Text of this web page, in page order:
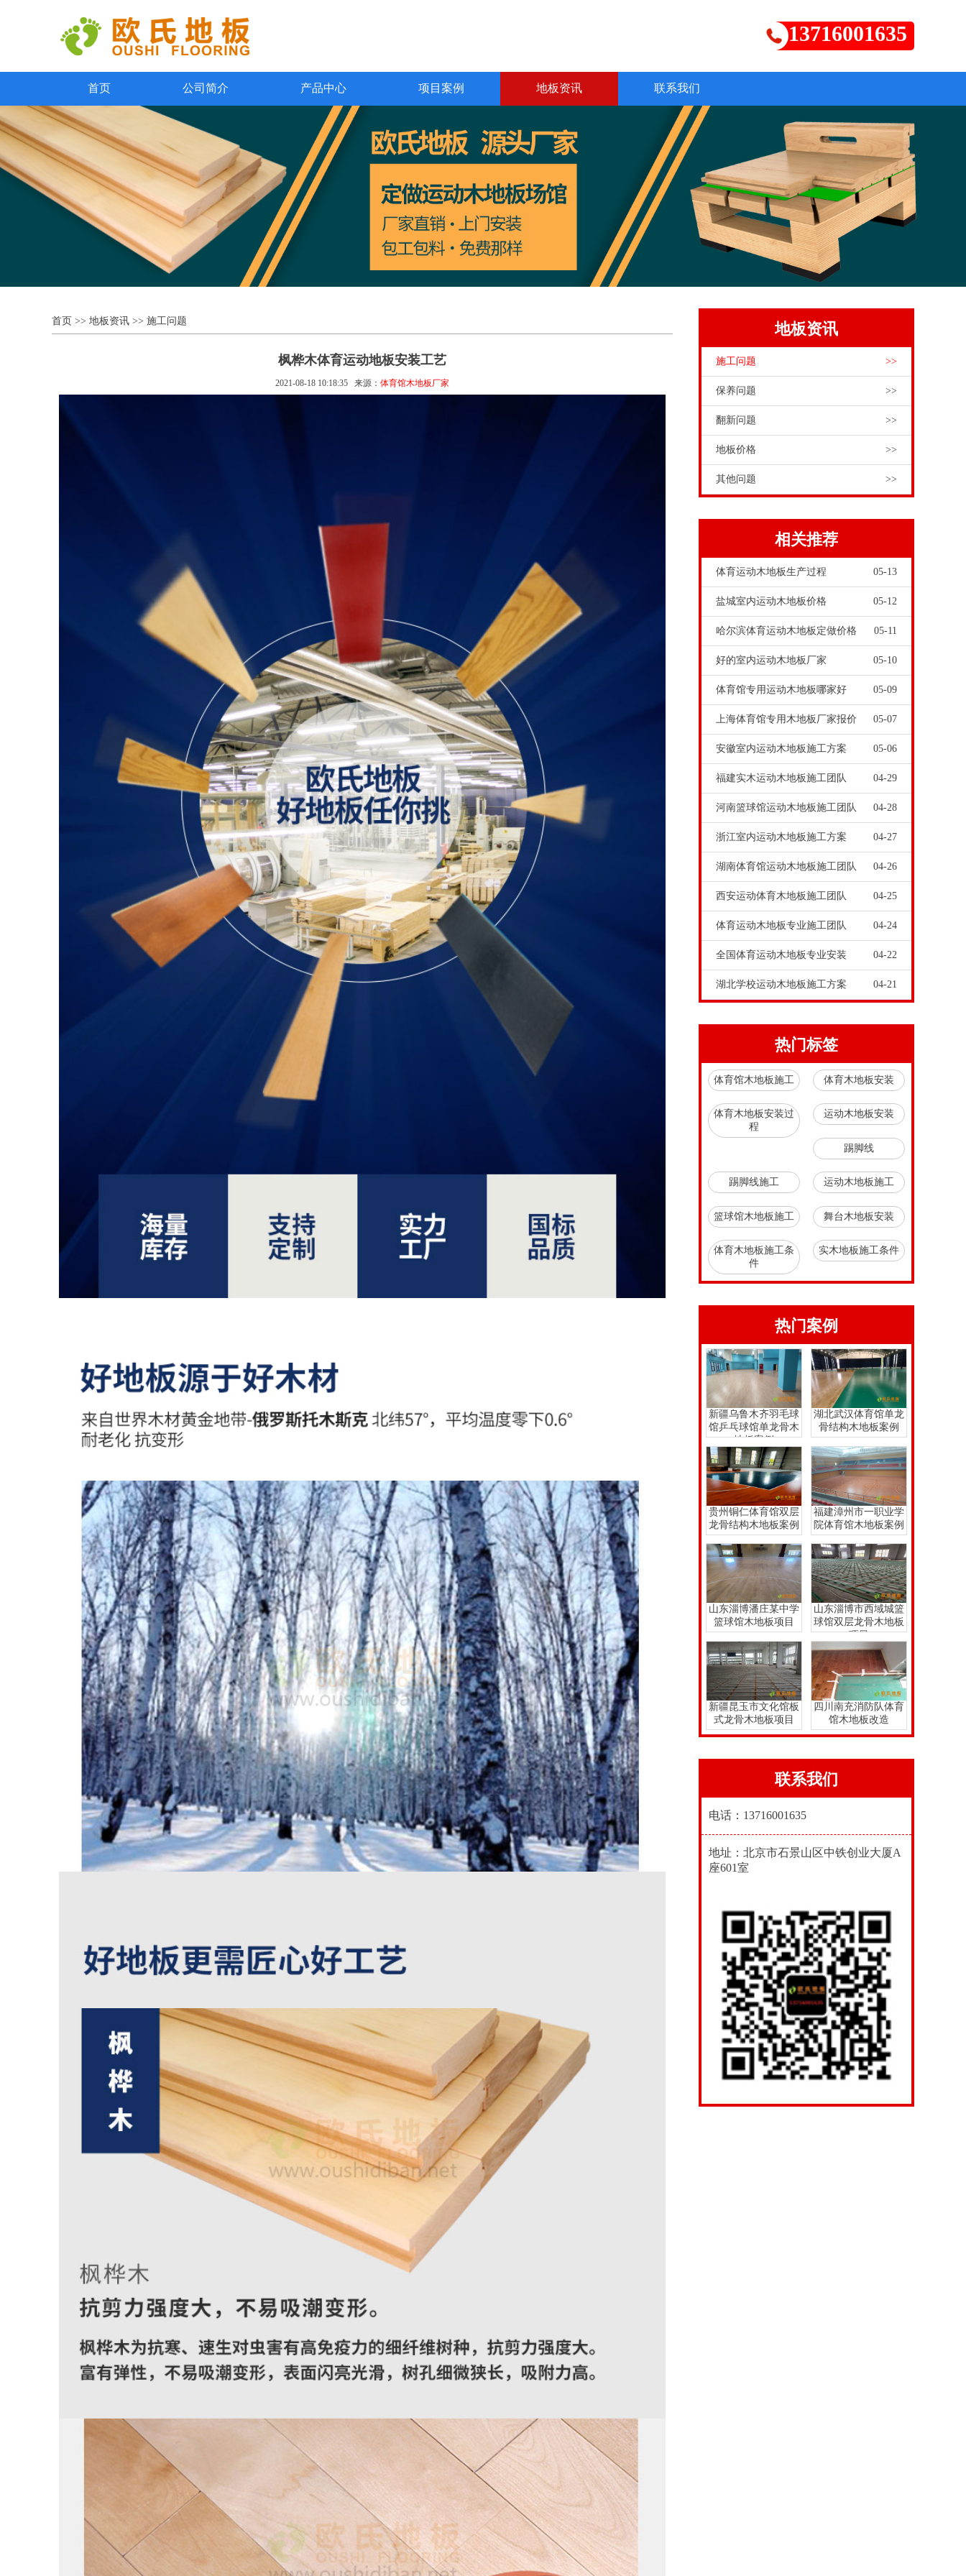
13716001635
首页 公司简介 产品中心 项目案例 地板资讯 联系我们
首页 >> 地板资讯 >> 施工问题
枫桦木体育运动地板安装工艺
2021-08-18 10:18:35 来源： 体育馆木地板厂家
地板资讯
施工问题 >>
保养问题 >>
翻新问题 >>
地板价格 >>
其他问题 >>
相关推荐
体育运动木地板生产过程 05-13
盐城室内运动木地板价格 05-12
哈尔滨体育运动木地板定做价格 05-11
好的室内运动木地板厂家 05-10
体育馆专用运动木地板哪家好 05-09
上海体育馆专用木地板厂家报价 05-07
安徽室内运动木地板施工方案 05-06
福建实木运动木地板施工团队 04-29
河南篮球馆运动木地板施工团队 04-28
浙江室内运动木地板施工方案 04-27
湖南体育馆运动木地板施工团队 04-26
西安运动体育木地板施工团队 04-25
体育运动木地板专业施工团队 04-24
全国体育运动木地板专业安装 04-22
湖北学校运动木地板施工方案 04-21
热门标签
体育馆木地板施工 体育木地板安装
体育木地板安装过
程
运动木地板安装
踢脚线
踢脚线施工 运动木地板施工
篮球馆木地板施工 舞台木地板安装
体育木地板施工条
件
实木地板施工条件
热门案例
新疆乌鲁木齐羽毛球
馆乒乓球馆单龙骨木
地板案例
湖北武汉体育馆单龙
骨结构木地板案例
贵州铜仁体育馆双层
龙骨结构木地板案例
福建漳州市一职业学
院体育馆木地板案例
山东淄博潘庄某中学
篮球馆木地板项目
山东淄博市西域城篮
球馆双层龙骨木地板
项目
新疆昆玉市文化馆板
式龙骨木地板项目
四川南充消防队体育
馆木地板改造
联系我们
电话：13716001635
地址：北京市石景山区中铁创业大厦A
座601室